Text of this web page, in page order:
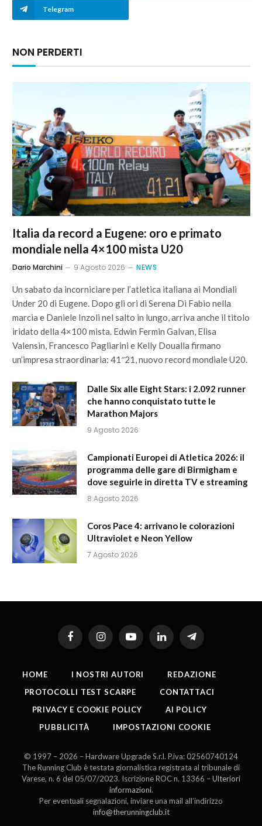
Telegram
NON PERDERTI
Italia da record a Eugene: oro e primato
mondiale nella 4×100 mista U20
Dario Marchini 9 Agosto 2026 NEWS
Un sabato da incorniciare per l’atletica italiana ai Mondiali
Under 20 di Eugene. Dopo gli ori di Serena Di Fabio nella
marcia e Daniele Inzoli nel salto in lungo, arriva anche il titolo
iridato della 4×100 mista. Edwin Fermin Galvan, Elisa
Valensin, Francesco Pagliarini e Kelly Doualla firmano
un’impresa straordinaria: 41″21, nuovo record mondiale U20.
Dalle Six alle Eight Stars: i 2.092 runner
che hanno conquistato tutte le
Marathon Majors
9 Agosto 2026
Campionati Europei di Atletica 2026: il
programma delle gare di Birmigham e
dove seguirle in diretta TV e streaming
8 Agosto 2026
Coros Pace 4: arrivano le colorazioni
Ultraviolet e Neon Yellow
7 Agosto 2026
FacebookInstagramYouTubeLinkedIn Telegram
HOME I NOSTRI AUTORI
REDAZIONE
PROTOCOLLI TEST SCARPE
CONTATTACI
PRIVACY E COOKIE POLICY
AI POLICY
PUBBLICITÀ
IMPOSTAZIONI COOKIE
© 1997 – 2026 – Hardware Upgrade S.r.l. P.iva: 02560740124
The Running Club è testata giornalistica registrata al tribunale di
Varese, n. 6 del 05/07/2023. Iscrizione ROC n. 13366 –Ulteriori
informazioni.
Per eventuali segnalazioni, inviare una mail all’indirizzo
info@therunningclub.it